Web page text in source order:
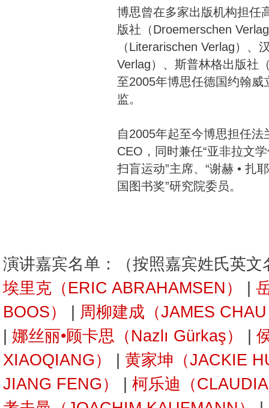
博思曾在多家出版机构担任
版社（Droemerschen
（Literarischen Verlag）、
Verlag）、斯普林格出版社
至2005年博思任德国约翰
监。
自2005年起至今博思担任
CEO，同时兼任“亚非拉文
扫盲运动”主席、“谢赫 • 扎
国图书奖”研究院委员。
演讲嘉宾名单：（按照嘉宾姓氏英文
埃里克（ERIC ABRAHAMSEN）
BOOS）
周柳建成（JAMES
娜丝丽•顾卡思（Nazlı Gürkaş）
XIAOQIANG）
黄家坤（JACKIE
JIANG FENG）
柯乐迪（